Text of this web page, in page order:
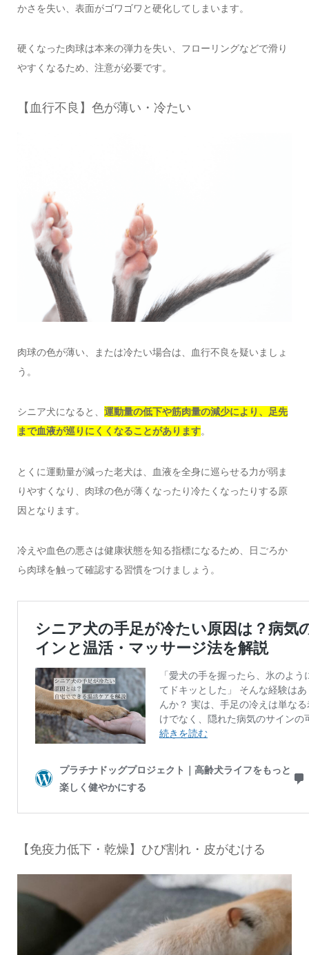
かさを失い、表面がゴワゴワと硬化してしまいます。
硬くなった肉球は本来の弾力を失い、フローリングなどで滑り
やすくなるため、注意が必要です。
【血行不良】色が薄い・冷たい
肉球の色が薄い、または冷たい場合は、血行不良を疑いましょ
う。
シニア犬になると、 運動量の低下や筋肉量の減少により、足先
まで血液が巡りにくくなることがあります。
とくに運動量が減った老犬は、血液を全身に巡らせる力が弱ま
りやすくなり、肉球の色が薄くなったり冷たくなったりする原
因となります。
冷えや血色の悪さは健康状態を知る指標になるため、日ごろか
ら肉球を触って確認する習慣をつけましょう。
【免疫力低下・乾燥】ひび割れ・皮がむける